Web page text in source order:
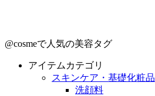
@cosmeで人気の美容タグ
アイテムカテゴリ
スキンケア・基礎化粧品
洗顔料